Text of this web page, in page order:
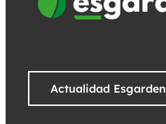
Actualidad Esgarden